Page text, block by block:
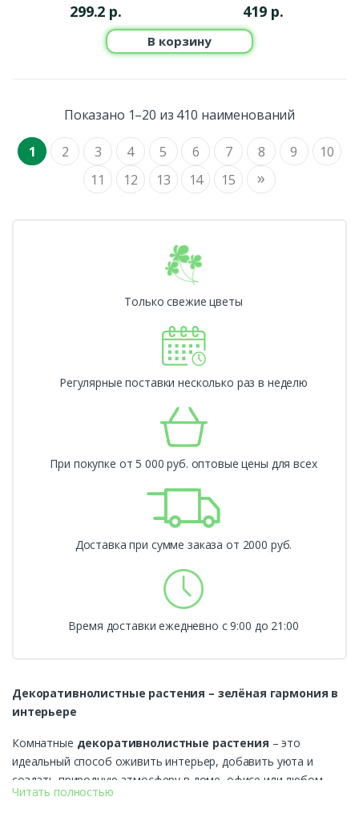
299.2 р. 419 р.
В корзину
Показано 1–20 из 410 наименований
1 2 3 4 5 6 7 8 9
10
11
12 13 14 15 »
Только свежие цветы
Регулярные поставки несколько раз в неделю
При покупке от 5 000 руб. оптовые цены для всех
Доставка при сумме заказа от 2000 руб.
Время доставки ежедневно с 9:00 до 21:00
Декоративнолистные растения – зелёная гармония в
интерьере
Комнатные декоративнолистные растения – это
идеальный способ оживить интерьер, добавить уюта и
создать природную атмосферу в доме, офисе или любом
другом помещении. Их главная особенность –
Читать полностью